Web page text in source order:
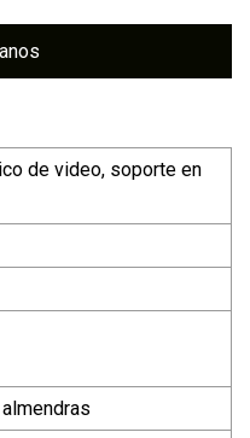
de video, soporte en